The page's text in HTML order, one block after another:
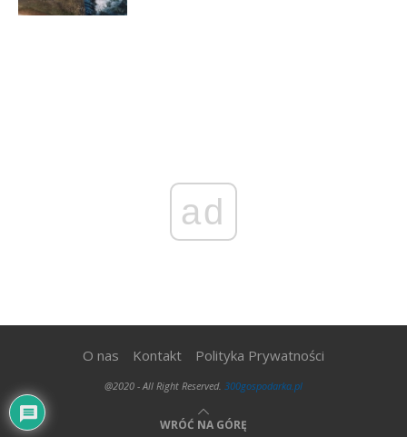
ad
O nas Kontakt Polityka Prywatności
@2020 - All Right Reserved. 300gospodarka.pl
WRÓĆ NA GÓRĘ